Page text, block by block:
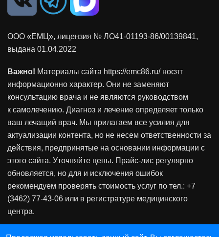
ООО «ЕМЦ», лицензия № ЛО41-01193-86/00139841,
выдана 01.04.2022
Важно! Материалы сайта https://emc86.ru/ носят
информационно характер. Они не заменяют
консультацию врача и не являются руководством
к самолечению. Диагноз и лечение определяет только
ваш лечащий врач. Мы прилагаем все усилия для
актуализации контента, но не несем ответственности за
действия, предпринятые на основании информации с
этого сайта. Уточняйте цены. Прайс-лис регулярно
обновляется, но для и исключения ошибок
рекомендуем проверять стоимость услуг по тел.: +7
(3462) 77-43-06 или в регистратуре медицинского
центра.